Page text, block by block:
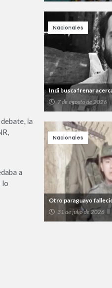
la
a
lo
Indi busca frenar
7 de agosto de 2026
Nacionales
Otro paraguayo
31 de julio de 2026
Nacionales